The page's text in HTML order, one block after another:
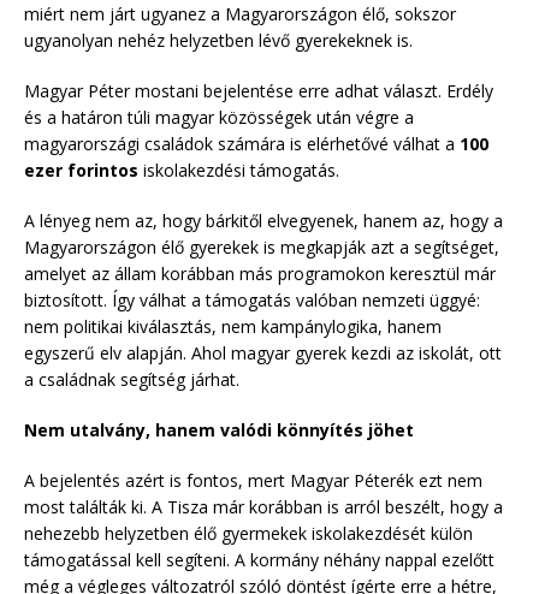
miért nem járt ugyanez a Magyarországon élő, sokszor
ugyanolyan nehéz helyzetben lévő gyerekeknek is.
Magyar Péter mostani bejelentése erre adhat választ. Erdély
és a határon túli magyar közösségek után végre a
magyarországi családok számára is elérhetővé válhat a 100
ezer forintos iskolakezdési támogatás.
A lényeg nem az, hogy bárkitől elvegyenek, hanem az, hogy a
Magyarországon élő gyerekek is megkapják azt a segítséget,
amelyet az állam korábban más programokon keresztül már
biztosított. Így válhat a támogatás valóban nemzeti üggyé:
nem politikai kiválasztás, nem kampánylogika, hanem
egyszerű elv alapján. Ahol magyar gyerek kezdi az iskolát, ott
a családnak segítség járhat.
Nem utalvány, hanem valódi könnyítés jöhet
A bejelentés azért is fontos, mert Magyar Péterék ezt nem
most találták ki. A Tisza már korábban is arról beszélt, hogy a
nehezebb helyzetben élő gyermekek iskolakezdését külön
támogatással kell segíteni. A kormány néhány nappal ezelőtt
még a végleges változatról szóló döntést ígérte erre a hétre,